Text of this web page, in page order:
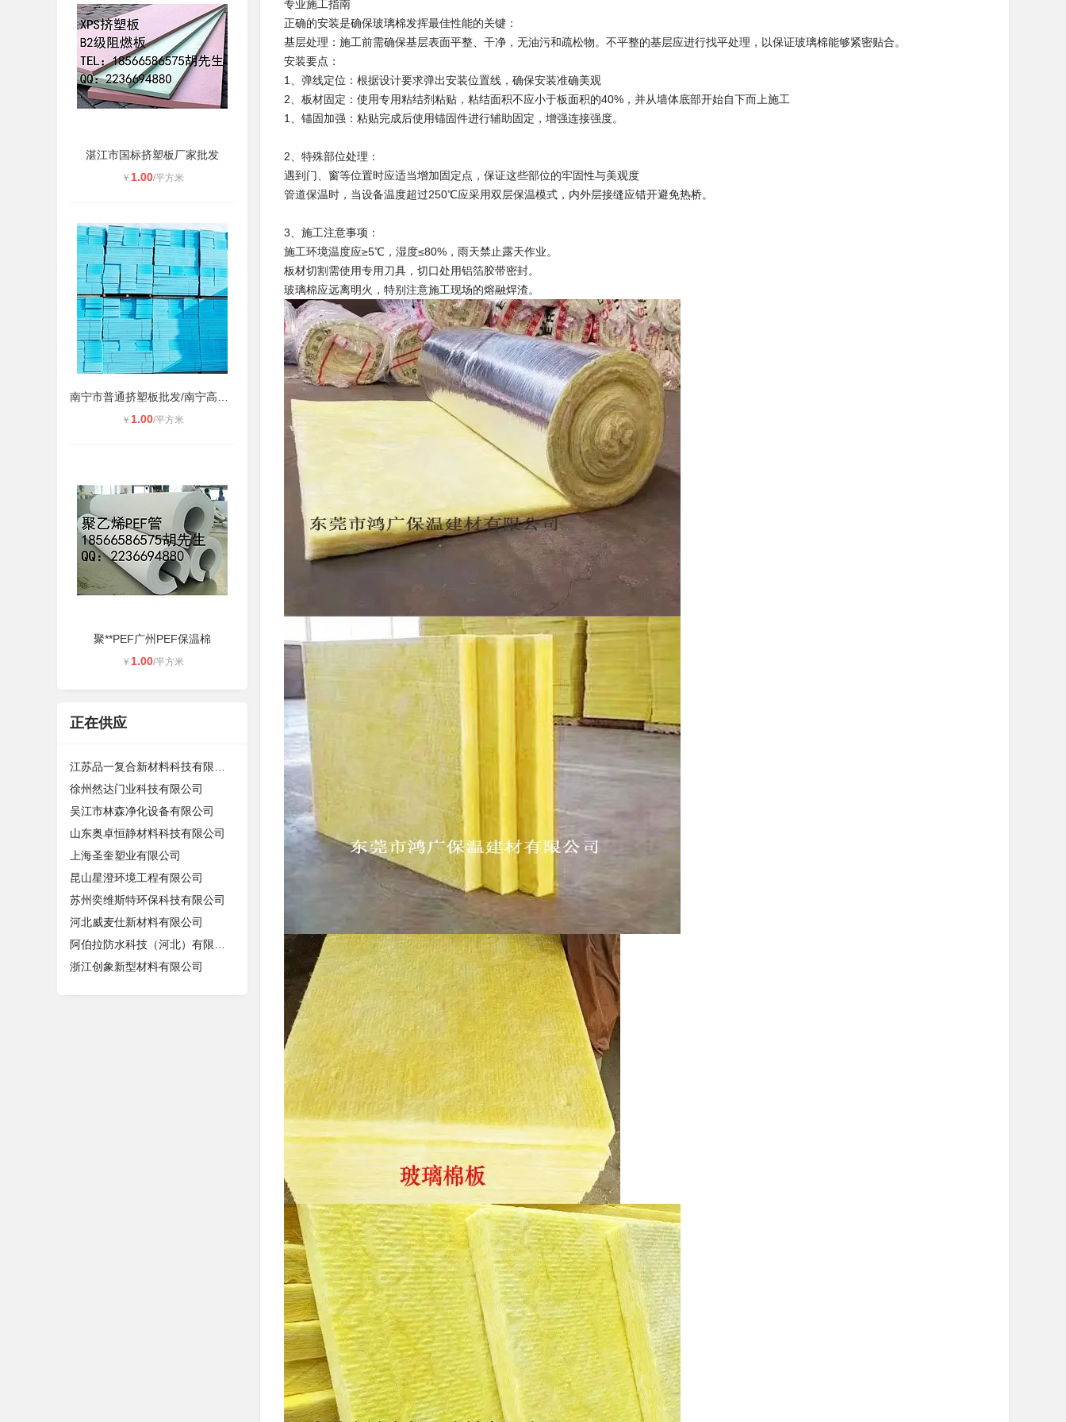
湛江市国标挤塑板厂家批发
￥ 1.00/平方米
￥ 1.00/平方米
聚**PEF广州PEF保温棉
￥ 1.00/平方米
正在供应
徐州然达门业科技有限公司
吴江市林森净化设备有限公司
山东奥卓恒静材料科技有限公司
上海圣奎塑业有限公司
昆山星澄环境工程有限公司
苏州奕维斯特环保科技有限公司
河北威麦仕新材料有限公司
浙江创象新型材料有限公司
专业施工指南
正确的安装是确保玻璃棉发挥最佳性能的关键：
基层处理：施工前需确保基层表面平整、干净，无油污和疏松物。不平整的基层应进行找平处理，以保证玻璃棉能够紧密贴合。
安装要点：
1、弹线定位：根据设计要求弹出安装位置线，确保安装准确美观
2、板材固定：使用专用粘结剂粘贴，粘结面积不应小于板面积的40%，并从墙体底部开始自下而上施工
1、锚固加强：粘贴完成后使用锚固件进行辅助固定，增强连接强度。
2、特殊部位处理：
遇到门、窗等位置时应适当增加固定点，保证这些部位的牢固性与美观度
管道保温时，当设备温度超过250℃应采用双层保温模式，内外层接缝应错开避免热桥。
3、施工注意事项：
施工环境温度应≥5℃，湿度≤80%，雨天禁止露天作业。
板材切割需使用专用刀具，切口处用铝箔胶带密封。
玻璃棉应远离明火，特别注意施工现场的熔融焊渣。